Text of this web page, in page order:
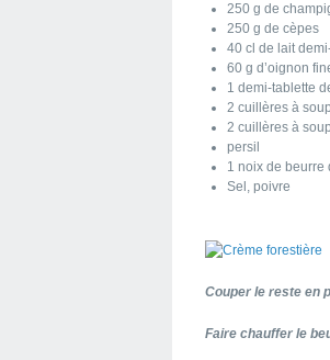
250 g de
250 g de cèpes
40 cl de lait
60 g d’oignon
1 demi-tablette
2 cuillères à
2 cuillères à
persil
1 noix de beurre
Sel, poivre
Couper le reste en
Faire chauffer le